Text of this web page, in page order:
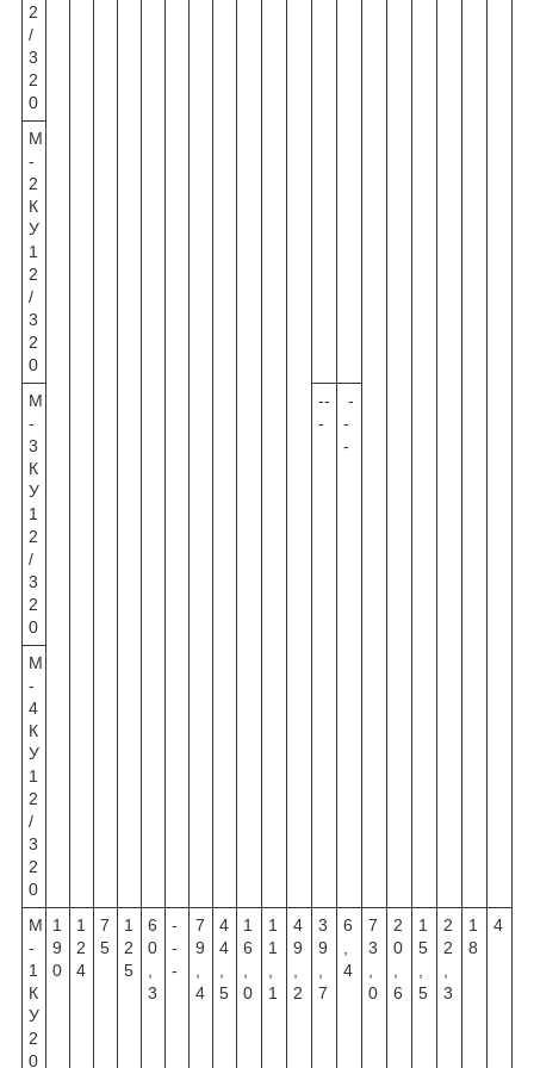
2
/
3
2
0
М
-
2
К
У
1
2
/
3
2
0
М
-
3
К
У
1
2
/
3
2
0
--
-
-
-
-
М
-
4
К
У
1
2
/
3
2
0
М
-
1
К
У
2
0
1
9
0
1
2
4
7
5
1
2
5
6
0
3
-
-
-
7
9
4
4
4
5
1
6
0
1
1
1
4
9
2
3
9
7
6
4
7
3
0
2
0
6
1
5
5
2
2
3
1
8
4